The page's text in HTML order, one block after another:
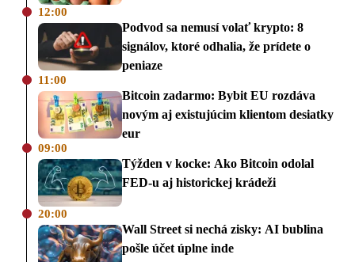
12:00
Podvod sa nemusí volať krypto: 8
signálov, ktoré odhalia, že prídete o
peniaze
11:00
Bitcoin zadarmo: Bybit EU rozdáva
novým aj existujúcim klientom desiatky
eur
09:00
Týžden v kocke: Ako Bitcoin odolal
FED-u aj historickej krádeži
20:00
Wall Street si nechá zisky: AI bublina
pošle účet úplne inde